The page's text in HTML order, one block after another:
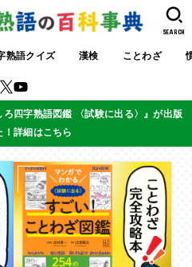
熟語クイズ 漢検 ことわざ
SEARCH
四字熟語図鑑 〈試験に出る〉』が出版
！詳細はこちら